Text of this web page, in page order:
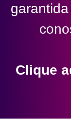
Clique